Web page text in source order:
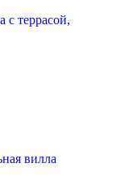
с террасой,
вилла